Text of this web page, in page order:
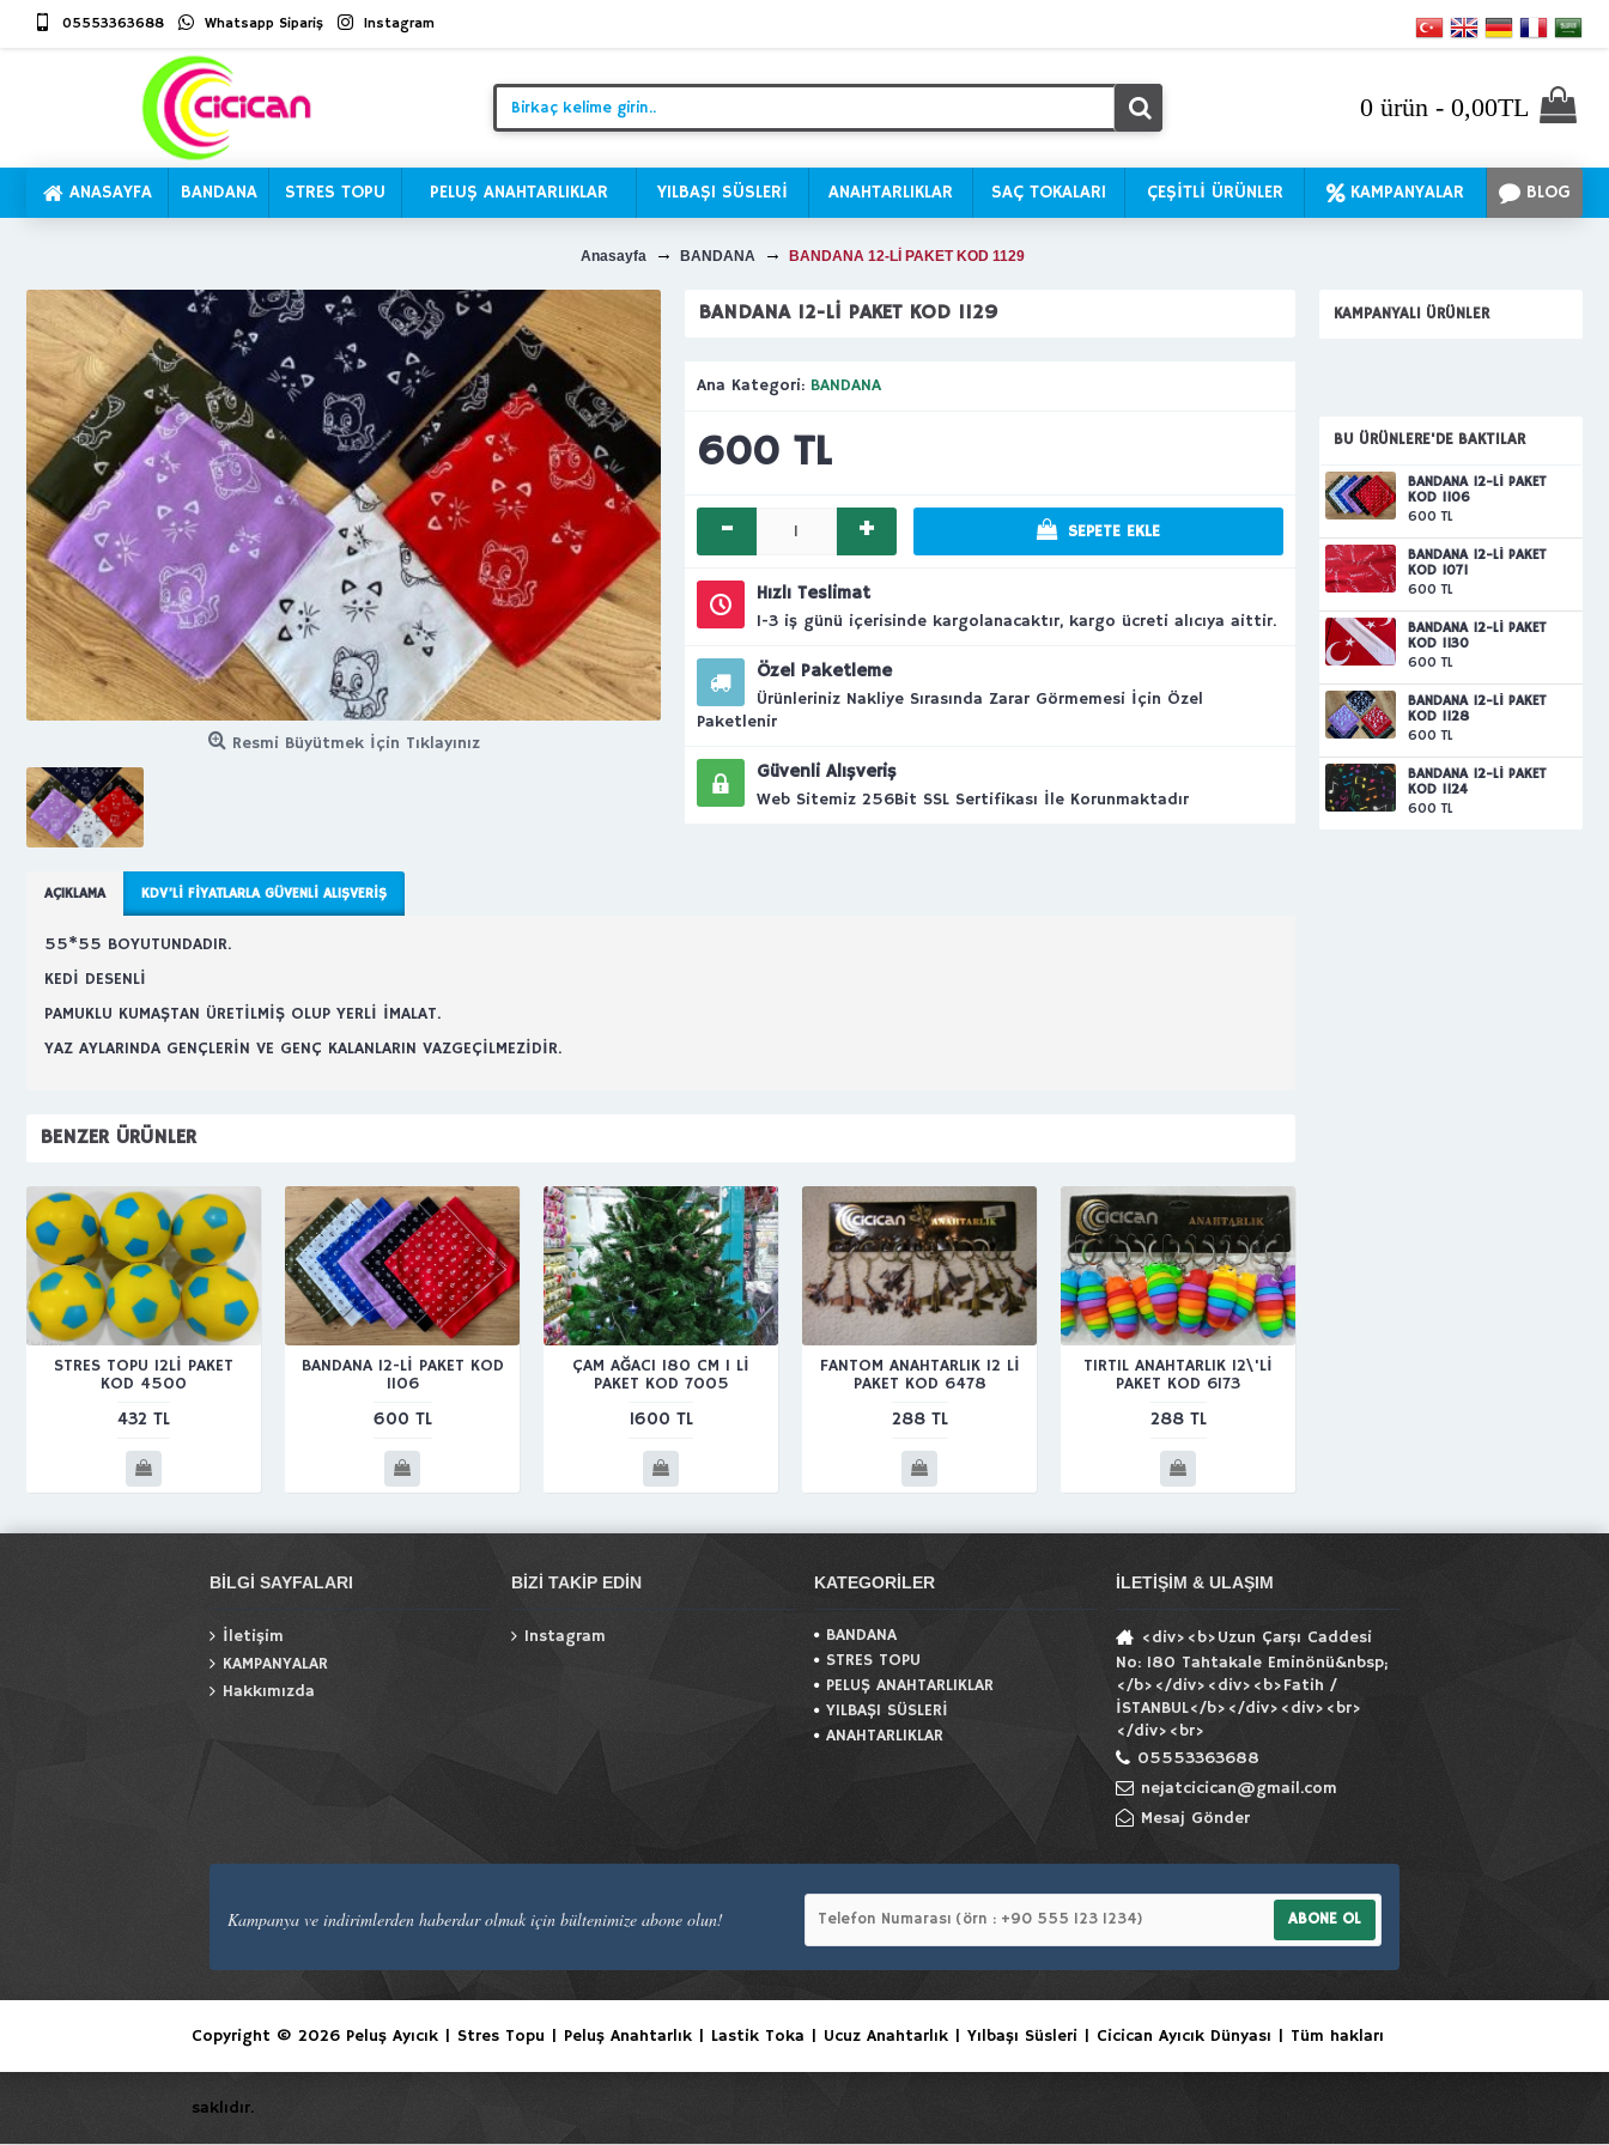
05553363688 Whatsapp Sipariş Instagram
0 ürün - 0,00TL
ANASAYFA BANDANA STRES TOPU PELUŞ ANAHTARLIKLAR YILBAŞI SÜSLERİ ANAHTARLIKLAR SAÇ TOKALARI ÇEŞİTLİ ÜRÜNLER KAMPANYALAR BLOG
Anasayfa BANDANA BANDANA 12-Lİ PAKET KOD 1129
KAMPANYALI ÜRÜNLER
BU ÜRÜNLERE'DE BAKTILAR
BANDANA 12-Lİ PAKET
KOD 1106
600 TL
BANDANA 12-Lİ PAKET
KOD 1071
600 TL
BANDANA 12-Lİ PAKET
KOD 1130
600 TL
BANDANA 12-Lİ PAKET
KOD 1128
600 TL
BANDANA 12-Lİ PAKET
KOD 1124
600 TL
Resmi Büyütmek İçin Tıklayınız
BANDANA 12-Lİ PAKET KOD 1129
Ana Kategori: BANDANA
600 TL
- + SEPETE EKLE
Hızlı Teslimat
1-3 iş günü içerisinde kargolanacaktır, kargo ücreti alıcıya aittir.
Özel Paketleme
Ürünleriniz Nakliye Sırasında Zarar Görmemesi İçin Özel
Paketlenir
Güvenli Alışveriş
Web Sitemiz 256Bit SSL Sertifikası İle Korunmaktadır
AÇIKLAMA KDV’LI FIYATLARLA GÜVENLI ALIŞVERIŞ
55*55 BOYUTUNDADIR.
KEDİ DESENLİ
PAMUKLU KUMAŞTAN ÜRETİLMİŞ OLUP YERLİ İMALAT.
YAZ AYLARINDA GENÇLERİN VE GENÇ KALANLARIN VAZGEÇİLMEZİDİR.
BENZER ÜRÜNLER
STRES TOPU 12Lİ PAKET
KOD 4500
432 TL
BANDANA 12-Lİ PAKET KOD
1106
600 TL
ÇAM AĞACI 180 CM 1 Lİ
PAKET KOD 7005
1600 TL
FANTOM ANAHTARLIK 12 Lİ
PAKET KOD 6478
288 TL
TIRTIL ANAHTARLIK 12\'Lİ
PAKET KOD 6173
288 TL
BILGI SAYFALARI
İletişim
KAMPANYALAR
Hakkımızda
BIZI TAKIP EDIN
Instagram
KATEGORILER
BANDANA
STRES TOPU
PELUŞ ANAHTARLIKLAR
YILBAŞI SÜSLERİ
ANAHTARLIKLAR
İLETIŞIM & ULAŞIM
<div><b>Uzun Çarşı Caddesi
No: 180 Tahtakale Eminönü&nbsp;
</b></div><div><b>Fatih /
İSTANBUL</b></div><div><br>
</div><br>
05553363688
nejatcicican@gmail.com
Mesaj Gönder
Kampanya ve indirimlerden haberdar olmak için bültenimize abone olun! ABONE OL
Copyright © 2026 Peluş Ayıcık | Stres Topu | Peluş Anahtarlık | Lastik Toka | Ucuz Anahtarlık | Yılbaşı Süsleri | Cicican Ayıcık Dünyası | Tüm hakları
saklıdır.